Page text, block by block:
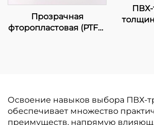
Прозрачная
фторопластовая (PTFE)
ПВХ-
Освоение навыков выбора ПВХ-
обеспечивает множество
преимуществ, напрямую